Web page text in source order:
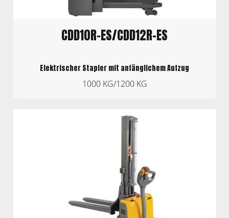
CDD10R-ES/CDD12R-ES
Elektrischer Stapler mit anfänglichem Aufzug
1000 KG/1200 KG